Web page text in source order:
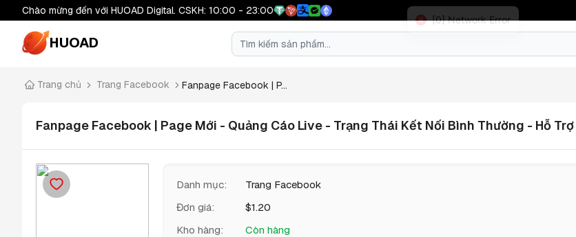
Chào mừng đến với HUOAD Digital. CSKH: 10:00 - 23:00
HUOAD
Trang chủ Trang Facebook Fanpage Facebook | P...
Fanpage Facebook | Page Mới - Quảng Cáo Live - Trạng Thái Kết Nối Bình Thường - Hỗ
Danh mục:
Trang Facebook
Đơn giá: $1.20
Kho hàng:
Còn hàng